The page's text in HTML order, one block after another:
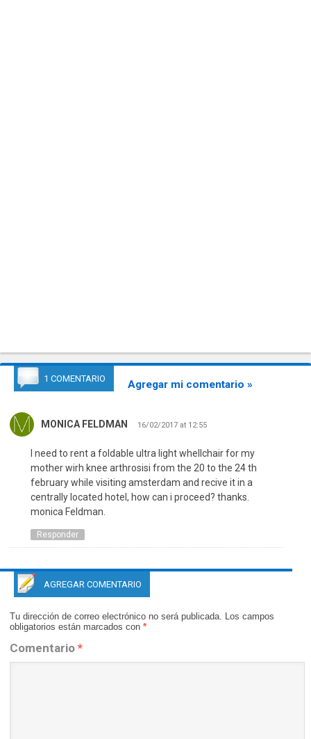
1 COMENTARIO Agregar mi comentario »
MONICA FELDMAN 16/02/2017 at 12:55
I need to rent a foldable ultra light whellchair for my
mother wirh knee arthrosisi from the 20 to the 24 th
february while visiting amsterdam and recive it in a
centrally located hotel, how can i proceed? thanks.
monica Feldman.
Responder
AGREGAR COMENTARIO
Tu dirección de correo electrónico no será publicada.
Los campos
obligatorios están marcados con *
Comentario *